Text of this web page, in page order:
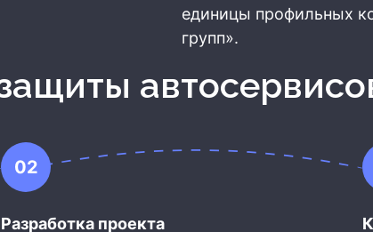
единицы профильных
групп».
02
Разработка проекта